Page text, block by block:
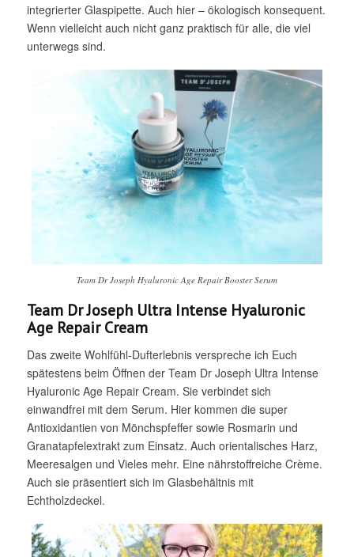
integrierter Glaspipette. Auch hier – ökologisch konsequent.
Wenn vielleicht auch nicht ganz praktisch für alle, die viel
unterwegs sind.
Team Dr Joseph Hyaluronic Age Repair Booster Serum
Team Dr Joseph Ultra Intense Hyaluronic
Age Repair Cream
Das zweite Wohlfühl-Dufterlebnis verspreche ich Euch
spätestens beim Öffnen der Team Dr Joseph Ultra Intense
Hyaluronic Age Repair Cream. Sie verbindet sich
einwandfrei mit dem Serum. Hier kommen die super
Antioxidantien von Mönchspfeffer sowie Rosmarin und
Granatapfelextrakt zum Einsatz. Auch orientalisches Harz,
Meeresalgen und Vieles mehr. Eine nährstoffreiche Crème.
Auch sie präsentiert sich im Glasbehältnis mit
Echtholzdeckel.